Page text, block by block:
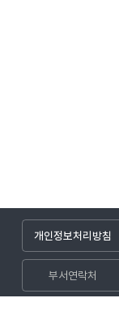
개인정보처리방침
부서연락처